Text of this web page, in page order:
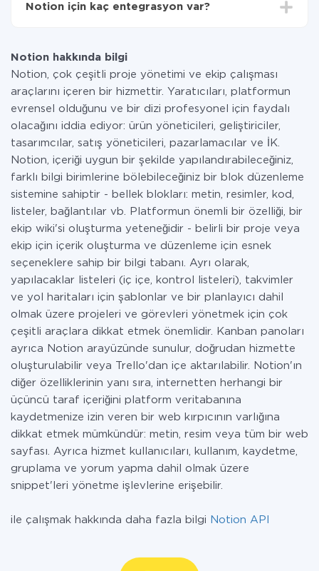
Hizmetimiz aracılığıyla yalnızca bir sisteminizden
tarifelerihakkında daha fazla bilgi.
Notion için kaç entegrasyon var?
Notion hakkında bilgi
Notion, çok çeşitli proje yönetimi ve ekip çalışması
araçlarını içeren bir hizmettir. Yaratıcıları, platformun
evrensel olduğunu ve bir dizi profesyonel için faydalı
olacağını iddia ediyor: ürün yöneticileri, geliştiriciler,
tasarımcılar, satış yöneticileri, pazarlamacılar ve İK.
Notion, içeriği uygun bir şekilde yapılandırabileceğiniz,
farklı bilgi birimlerine bölebileceğiniz bir blok düzenleme
sistemine sahiptir - bellek blokları: metin, resimler, kod,
listeler, bağlantılar vb. Platformun önemli bir özelliği, bir
ekip wiki'si oluşturma yeteneğidir - belirli bir proje veya
ekip için içerik oluşturma ve düzenleme için esnek
seçeneklere sahip bir bilgi tabanı. Ayrı olarak,
yapılacaklar listeleri (iç içe, kontrol listeleri), takvimler
ve yol haritaları için şablonlar ve bir planlayıcı dahil
olmak üzere projeleri ve görevleri yönetmek için çok
çeşitli araçlara dikkat etmek önemlidir. Kanban panoları
ayrıca Notion arayüzünde sunulur, doğrudan hizmette
oluşturulabilir veya Trello'dan içe aktarılabilir. Notion'ın
diğer özelliklerinin yanı sıra, internetten herhangi bir
üçüncü taraf içeriğini platform veritabanına
kaydetmenize izin veren bir web kırpıcının varlığına
dikkat etmek mümkündür: metin, resim veya tüm bir web
sayfası. Ayrıca hizmet kullanıcıları, kullanım, kaydetme,
gruplama ve yorum yapma dahil olmak üzere
snippet'leri yönetme işlevlerine erişebilir.
ile çalışmak hakkında daha fazla bilgi Notion API